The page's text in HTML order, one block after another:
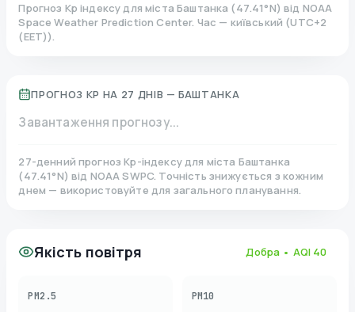
Прогноз Kp індексу для міста Баштанка (47.41°N)від NOAA
Space Weather Prediction Center. Час — київський (UTC+2
(EET)).
ПРОГНОЗ KP НА 27 ДНІВ — БАШТАНКА
Завантаження прогнозу...
27-денний прогноз Kp-індексу для міста Баштанка
(47.41°N)від NOAA SWPC. Точність знижується з кожним
днем — використовуйте для загального планування.
Якість повітря Добра • AQI 40
PM2.5 PM10